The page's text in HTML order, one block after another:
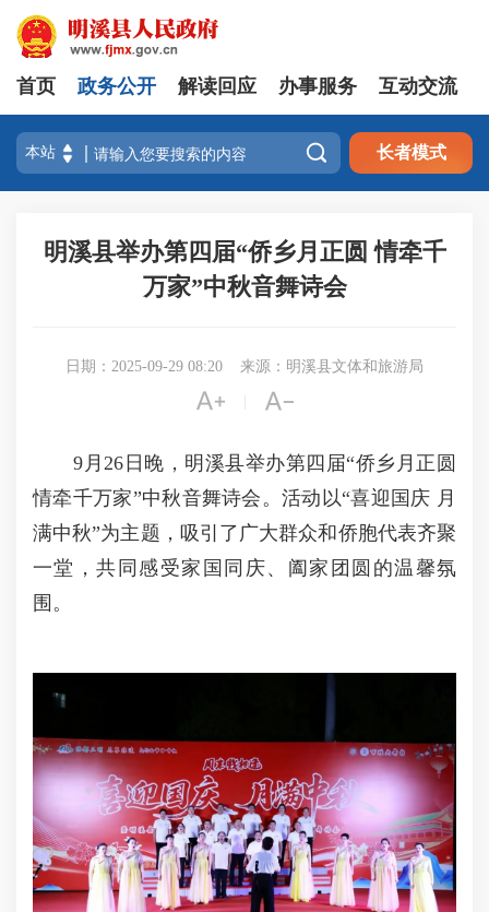
首页 政务公开 解读回应 办事服务 互动交流
 长者模式
明溪县举办第四届“侨乡月正圆 情牵千
万家”中秋音舞诗会
日期：2025-09-29 08:20 来源：明溪县文体和旅游局
 
9月26日晚，明溪县举办第四届“侨乡月正圆
情牵千万家”中秋音舞诗会。活动以“喜迎国庆 月
满中秋”为主题，吸引了广大群众和侨胞代表齐聚
一堂，共同感受家国同庆、阖家团圆的温馨氛
围。